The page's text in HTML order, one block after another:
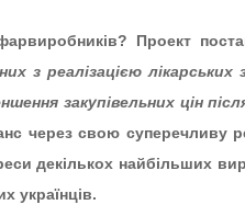
Проект
з реалізацією лікарських
закупівельних цін
через свою суперечливу
декількох найбільших
українців.